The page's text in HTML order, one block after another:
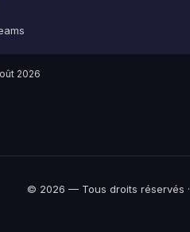
2026
© 2026 — Tous droits réservés ·